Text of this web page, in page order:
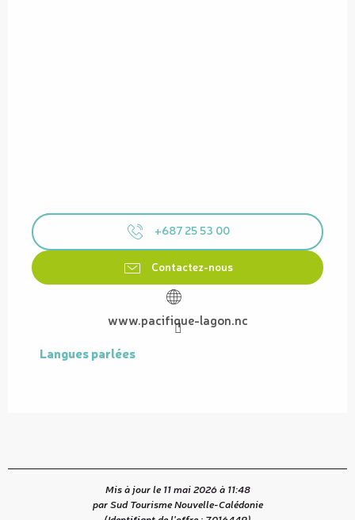
+687 25 53 00
Contactez-nous
www.pacifique-lagon.nc
Langues parlées
Langues parlées
Mis à jour le 11 mai 2026 à 11:48
par Sud Tourisme Nouvelle-Calédonie